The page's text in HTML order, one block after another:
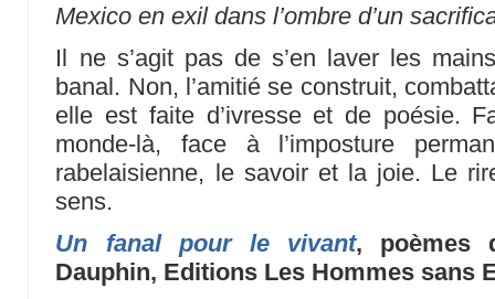
Mexico en exil dans l’ombre d’un
Il ne s’agit pas de s’en laver les
banal. Non, l’amitié se construit,
elle est faite d’ivresse et de poésie.
monde-là, face à l’imposture
rabelaisienne, le savoir et la joie. Le
sens.
Un fanal pour le vivant, poèmes
Dauphin, Editions Les Hommes sans